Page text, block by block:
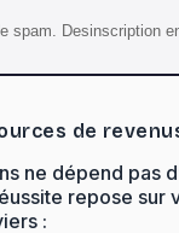
spam. Desinscription
de
ne dépend pas
repose sur
: